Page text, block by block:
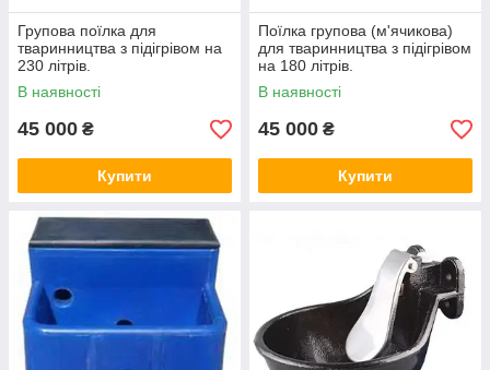
Групова поїлка для
тваринництва з підігрівом на
230 літрів.
В наявності
45 000 ₴
Купити
Поїлка групова (м'ячикова)
для тваринництва з підігрівом
на 180 літрів.
В наявності
45 000 ₴
Купити